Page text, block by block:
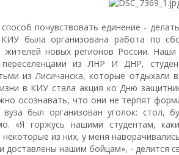
почувствовать единение -
была организована работа по
жителей новых регионов России.
из ЛНР И ДНР,
из Лисичанска, которые отдыхали
в КИУ стала акция ко Дню
осознавать, что они не терпят
был организован уголок: стол,
«Я горжусь нашими студентам,
некоторые из них, у меня
доставлены нашим бойцам», - делится